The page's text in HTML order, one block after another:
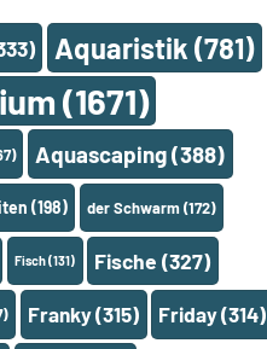
Aquaristik (781)
(1671)
Aquascaping(388)
(198) der Schwarm(172)
Fisch(131) Fische (327)
Franky(315) Friday(314)